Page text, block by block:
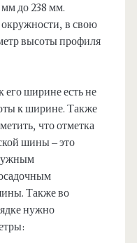
до 238 мм.
в свою
высоты профиля
ширине есть не
к ширине. Также
что отметка
шины – это
Также во
нужно